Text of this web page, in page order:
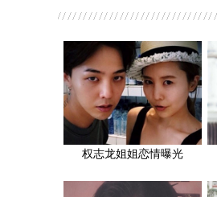
权志龙姐姐恋情曝光